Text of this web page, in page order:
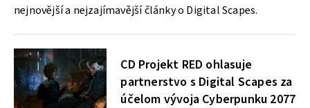
nejnovější a nejzajímavější články o Digital Scapes.
CD Projekt RED ohlasuje
partnerstvo s Digital Scapes za
účelom vývoja Cyberpunku 2077